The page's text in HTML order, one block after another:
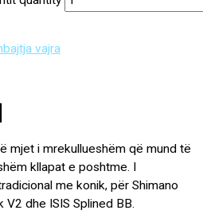
vajra
mjet i mrekullueshëm që mund të
kllapat e poshtme. I
me konik, për Shimano
V2 dhe ISIS Splined BB.